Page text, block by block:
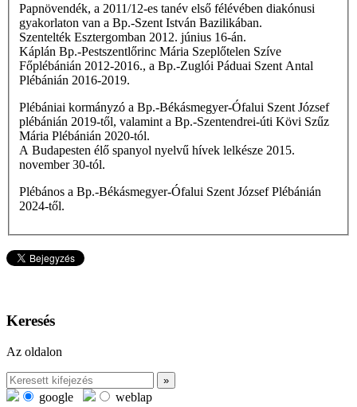
Papnövendék, a 2011/12-es tanév első félévében diakónusi
gyakorlaton van a Bp.-Szent István Bazilikában.
Szentelték Esztergomban 2012. június 16-án.
Káplán Bp.-Pestszentlőrinc Mária Szeplőtelen Szíve
Főplébánián 2012-2016., a Bp.-Zuglói Páduai Szent Antal
Plébánián 2016-2019.
Plébániai kormányzó a Bp.-Békásmegyer-Ófalui Szent József
plébánián 2019-től, valamint a Bp.-Szentendrei-úti Kövi Szűz
Mária Plébánián 2020-tól.
A Budapesten élő spanyol nyelvű hívek lelkésze 2015.
november 30-tól.
Plébános a Bp.-Békásmegyer-Ófalui Szent József Plébánián
2024-től.
Keresés
Az oldalon
google
weblap